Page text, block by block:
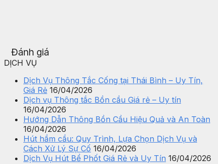
Đánh giá
DỊCH VỤ
Dịch Vụ Thông Tắc Cống tại Thái Bình – Uy Tín,
Giá Rẻ 16/04/2026
Dịch vụ Thông tắc Bồn cầu Giá rẻ – Uy tín
16/04/2026
Hướng Dẫn Thông Bồn Cầu Hiệu Quả và An Toàn
16/04/2026
Hút hầm cầu: Quy Trình, Lựa Chọn Dịch Vụ và
Cách Xử Lý Sự Cố 16/04/2026
Dịch Vụ Hút Bể Phốt Giá Rẻ và Uy Tín 16/04/2026